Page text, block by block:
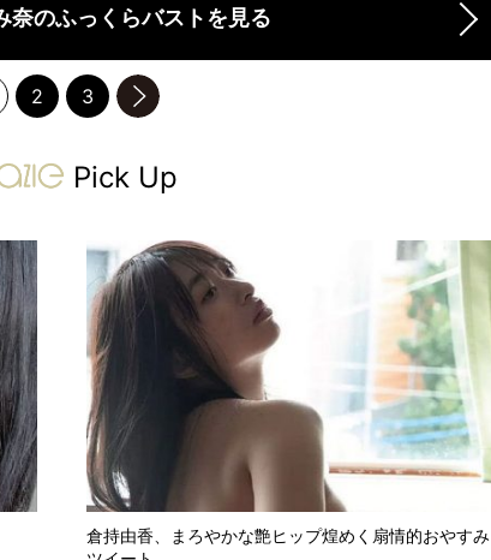
奈のふっくらバストを見る
2 3
次のページへ
gravure-grazie
Pick Up
倉持由香、まろやかな艶ヒップ煌めく扇情的おやすみ